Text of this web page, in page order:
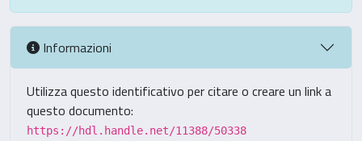
Informazioni
Utilizza questo identificativo per citare o creare un link a
questo documento:
https://hdl.handle.net/11388/50338